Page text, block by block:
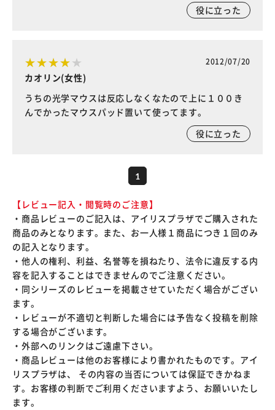
役に立った
2012/07/20
カオリン(女性)
うちの光学マウスは反応しなくなたので上に１００き
んでかったマウスパッド置いて使ってます。
役に立った
1
【レビュー記入・閲覧時のご注意】
・商品レビューのご記入は、アイリスプラザでご購入された
商品のみとなります。また、お一人様１商品につき１回のみ
の記入となります。
・他人の権利、利益、名誉等を損ねたり、法令に違反する内
容を記入することはできませんのでご注意ください。
・同シリーズのレビューを掲載させていただく場合がござい
ます。
・レビューが不適切と判断した場合には予告なく投稿を削除
する場合がございます。
・外部へのリンクはご遠慮下さい。
・商品レビューは他のお客様により書かれたものです。アイ
リスプラザは、 その内容の当否については保証できかねま
す。お客様の判断でご利用くださいますよう、お願いいたし
ます。